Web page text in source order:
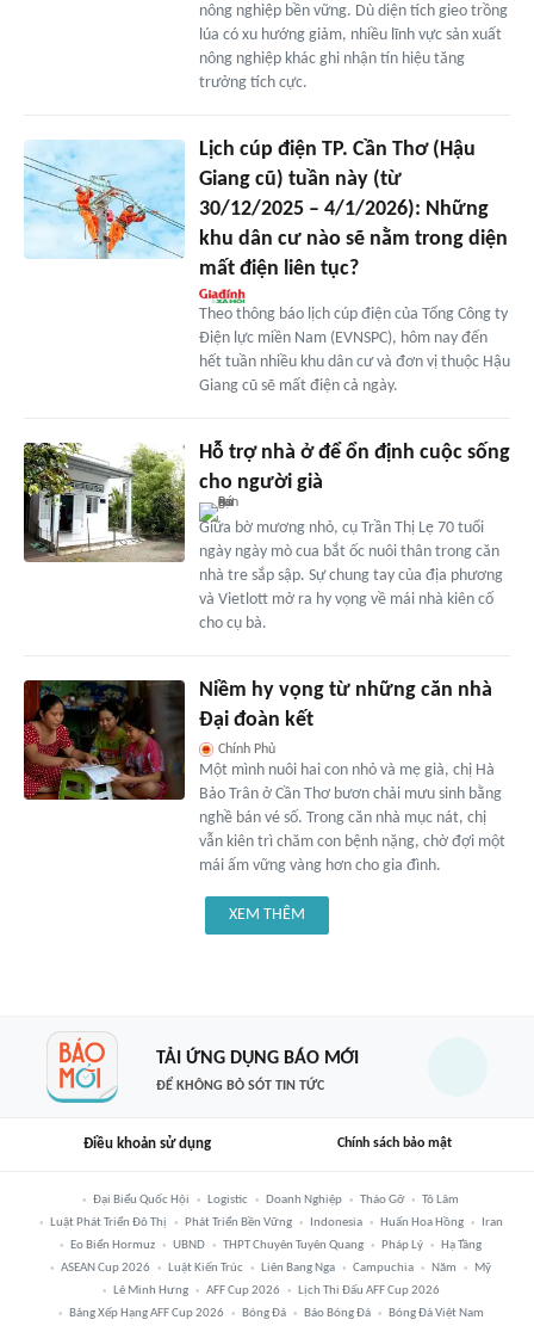
nông nghiệp bền vững. Dù diện tích gieo trồng
lúa có xu hướng giảm, nhiều lĩnh vực sản xuất
nông nghiệp khác ghi nhận tín hiệu tăng
trưởng tích cực.
Lịch cúp điện TP. Cần Thơ (Hậu
Giang cũ) tuần này (từ
30/12/2025 – 4/1/2026): Những
khu dân cư nào sẽ nằm trong diện
mất điện liên tục?
Theo thông báo lịch cúp điện của Tổng Công ty
Điện lực miền Nam (EVNSPC), hôm nay đến
hết tuần nhiều khu dân cư và đơn vị thuộc Hậu
Giang cũ sẽ mất điện cả ngày.
Hỗ trợ nhà ở để ổn định cuộc sống
cho người già
Giữa bờ mương nhỏ, cụ Trần Thị Lẹ 70 tuổi
ngày ngày mò cua bắt ốc nuôi thân trong căn
nhà tre sắp sập. Sự chung tay của địa phương
và Vietlott mở ra hy vọng về mái nhà kiên cố
cho cụ bà.
Niềm hy vọng từ những căn nhà
Đại đoàn kết
Chính Phủ
Một mình nuôi hai con nhỏ và mẹ già, chị Hà
Bảo Trân ở Cần Thơ bươn chải mưu sinh bằng
nghề bán vé số. Trong căn nhà mục nát, chị
vẫn kiên trì chăm con bệnh nặng, chờ đợi một
mái ấm vững vàng hơn cho gia đình.
XEM THÊM
TẢI ỨNG DỤNG BÁO MỚI
ĐỂ KHÔNG BỎ SÓT TIN TỨC
Điều khoản sử dụng Chính sách bảo mật
Đại Biểu Quốc Hội Logistic Doanh Nghiệp Tháo Gỡ
Tô Lâm
Luật Phát Triển Đô Thị
Phát Triển Bền Vững Indonesia Huấn Hoa Hồng
Iran
Eo Biển Hormuz
UBND THPT Chuyên Tuyên Quang Pháp Lý
Hạ Tầng
ASEAN Cup 2026
Luật Kiến Trúc Liên Bang Nga Campuchia Năm
Mỹ
Lê Minh Hưng
AFF Cup 2026
Lịch Thi Đấu AFF Cup 2026
Bảng Xếp Hạng AFF Cup 2026
Bóng Đá Báo Bóng Đá Bóng Đá Việt Nam